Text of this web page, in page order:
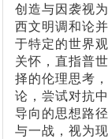
创造与因袭视
西文明调和论
于特定的世界
关怀，直指普
择的伦理思考
论，尝试对抗
导向的思想路
与一战，视为